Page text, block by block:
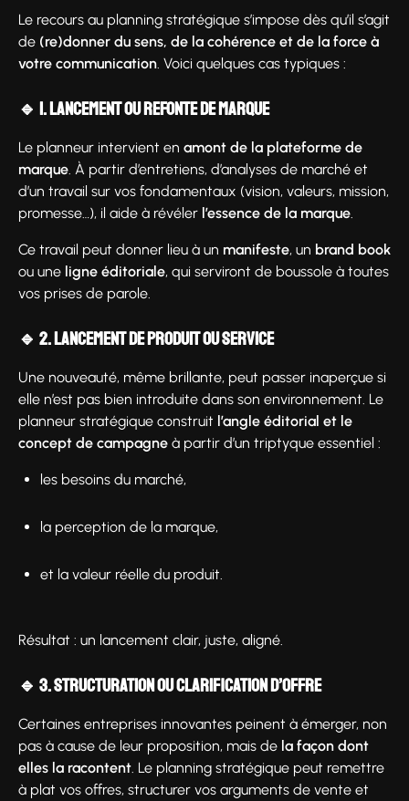
Le recours au planning stratégique s’impose dès qu’il s’agit
de (re)donner du sens, de la cohérence et de la force à
votre communication. Voici quelques cas typiques :
🔹 1. Lancement ou refonte de marque
Le planneur intervient en amont de la plateforme de
marque. À partir d’entretiens, d’analyses de marché et
d’un travail sur vos fondamentaux (vision, valeurs, mission,
promesse…), il aide à révéler l’essence de la marque.
Ce travail peut donner lieu à un manifeste, un brand book
ou une ligne éditoriale, qui serviront de boussole à toutes
vos prises de parole.
🔹 2. Lancement de produit ou service
Une nouveauté, même brillante, peut passer inaperçue si
elle n’est pas bien introduite dans son environnement. Le
planneur stratégique construit l’angle éditorial et le
concept de campagne à partir d’un triptyque essentiel :
les besoins du marché,
la perception de la marque,
et la valeur réelle du produit.
Résultat : un lancement clair, juste, aligné.
🔹 3. Structuration ou clarification d’offre
Certaines entreprises innovantes peinent à émerger, non
pas à cause de leur proposition, mais de la façon dont
elles la racontent. Le planning stratégique peut remettre
à plat vos offres, structurer vos arguments de vente et